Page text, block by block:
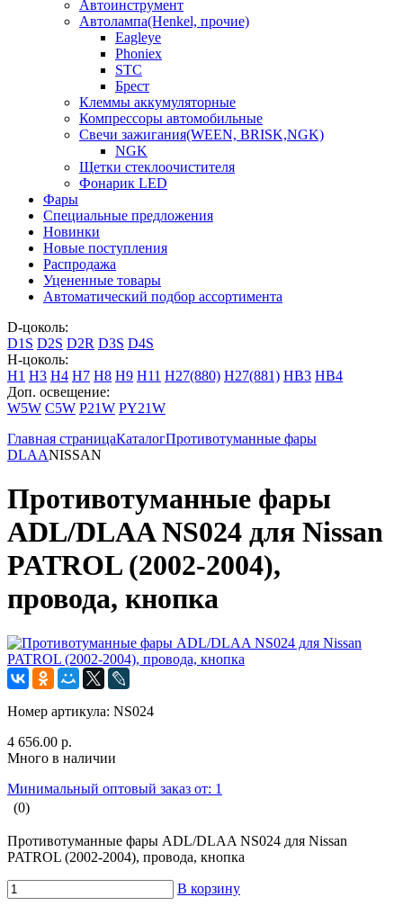
Автоинструмент
Автолампа(Henkel, прочие)
Eagleye
Phoniex
STC
Брест
Клеммы аккумуляторные
Компрессоры автомобильные
Свечи зажигания(WEEN, BRISK,NGK)
NGK
Щетки стеклоочистителя
Фонарик LED
Фары
Специальные предложения
Новинки
Новые поступления
Распродажа
Уцененные товары
Автоматический подбор ассортимента
D-цоколь:
D1S D2S D2R D3S D4S
H-цоколь:
H1 H3 H4 H7 H8 H9 H11 H27(880) H27(881) HB3 HB4
Доп. освещение:
W5W C5W P21W PY21W
Главная страницаКаталогПротивотуманные фары
DLAANISSAN
Противотуманные фары
ADL/DLAA NS024 для Nissan
PATROL (2002-2004),
провода, кнопка
Номер артикула: NS024
4 656.00 р.
Много в наличии
Минимальный оптовый заказ от: 1
(0)
Противотуманные фары ADL/DLAA NS024 для Nissan
PATROL (2002-2004), провода, кнопка
В корзину